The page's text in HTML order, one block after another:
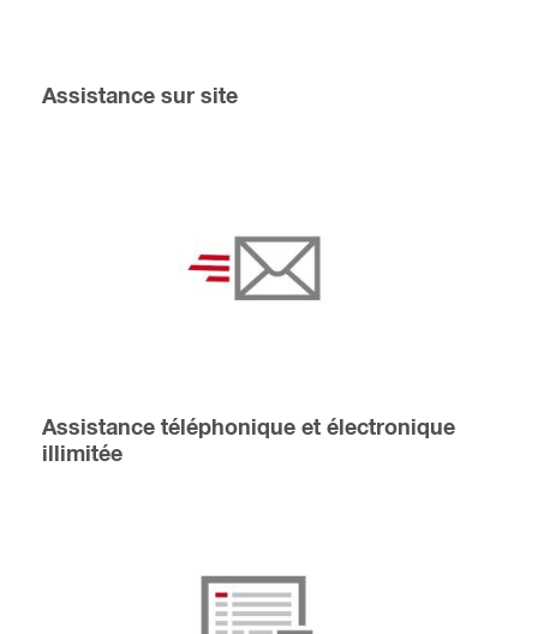
Assistance sur site
Assistance téléphonique et électronique
illimitée